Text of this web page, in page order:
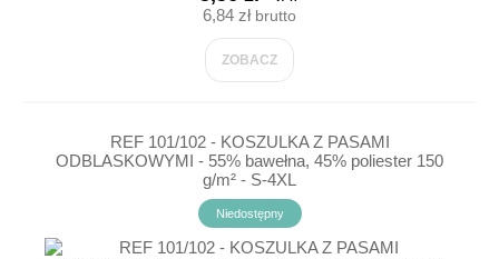
6,84 złbrutto
ZOBACZ
REF 101/102 - KOSZULKA Z PASAMI
ODBLASKOWYMI - 55% bawełna, 45% poliester 150
g/m² - S-4XL
Niedostępny